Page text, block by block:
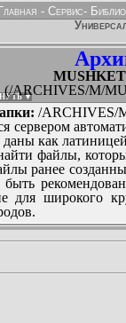
Главная - Сервис-
(/ARCHIVES/M/
▼
/ARCHIVES/
сервером
даны как
файлы,
ранее
быть
для широкого